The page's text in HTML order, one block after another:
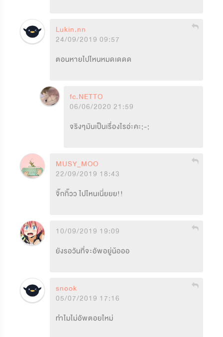
Lukin.nn
24/09/2019 09:57
ตอนหายไปไหนหมดเดดด
fc.NETTO
06/06/2020 21:59
จริงๆมันเป็นเรื่องไรอ่ะคะ;-;
MUSY_MOO
22/09/2019 18:43
จิ๊กกิ๊วว ไปไหนเนี่ยยย!!
10/09/2019 19:09
ยังรอวันที่จะอัพอยู่น้อออ
snook
05/07/2019 17:16
ทำไมไม่อัพตอยใหม่